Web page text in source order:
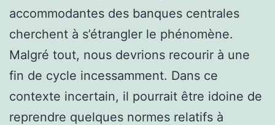
accommodantes des banques centrales
cherchent à s’étrangler le phénomène.
Malgré tout, nous devrions recourir à une
fin de cycle incessamment. Dans ce
contexte incertain, il pourrait être idoine de
reprendre quelques normes relatifs à